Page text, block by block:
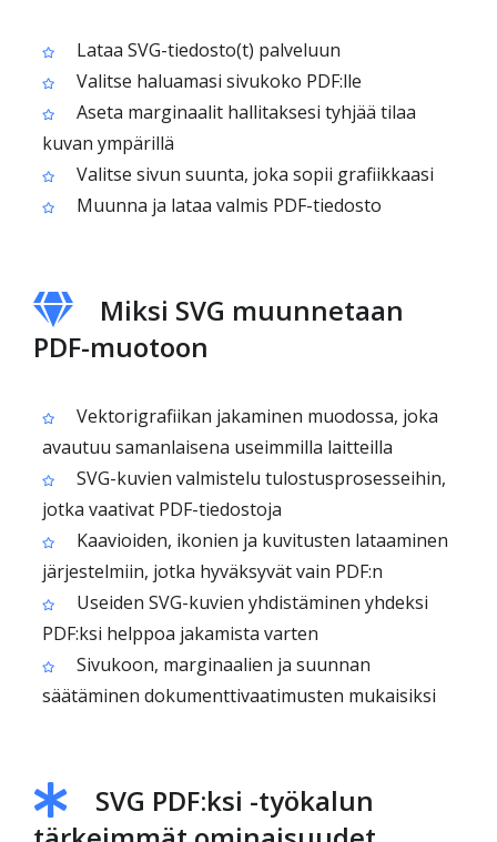
Lataa SVG-tiedosto(t) palveluun
Valitse haluamasi sivukoko PDF:lle
Aseta marginaalit hallitaksesi tyhjää tilaa
kuvan ympärillä
Valitse sivun suunta, joka sopii grafiikkaasi
Muunna ja lataa valmis PDF-tiedosto
Miksi SVG muunnetaan
PDF-muotoon
Vektorigrafiikan jakaminen muodossa, joka
avautuu samanlaisena useimmilla laitteilla
SVG-kuvien valmistelu tulostusprosesseihin,
jotka vaativat PDF-tiedostoja
Kaavioiden, ikonien ja kuvitusten lataaminen
järjestelmiin, jotka hyväksyvät vain PDF:n
Useiden SVG-kuvien yhdistäminen yhdeksi
PDF:ksi helppoa jakamista varten
Sivukoon, marginaalien ja suunnan
säätäminen dokumenttivaatimusten mukaisiksi
SVG PDF:ksi -työkalun